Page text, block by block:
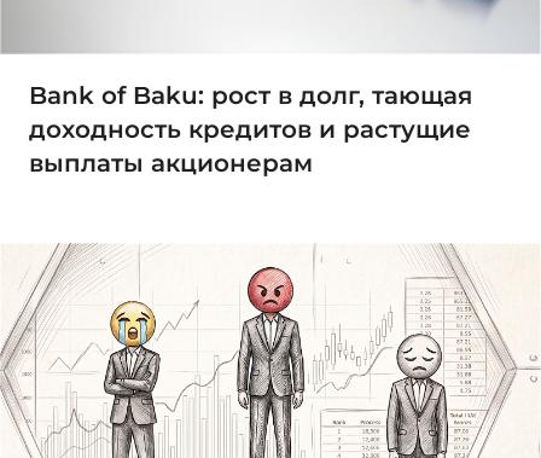
Bank of Baku: рост в долг, тающая
доходность кредитов и растущие
выплаты акционерам